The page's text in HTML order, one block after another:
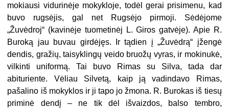
mokiausi vidurinėje mokykloje, todėl gerai prisimenu, kad
buvo rugsėjis, gal net Rugsėjo pirmoji. Sėdėjome
„Žuvėdroj“ (kavinėje tuometinėj L. Giros gatvėje). Apie R.
Buroką jau buvau girdėjęs. Ir tądien į „Žuvėdrą“ įžengė
dendis, gražių, taisyklingų veido bruožų vyras, ir mokinukė,
vilkinti uniformą. Tai buvo Rimas su Silva, tada dar
abituriente. Vėliau Silvetą, kaip ją vadindavo Rimas,
pašalino iš mokyklos ir ji tapo jo žmona. R. Burokas iš tiesų
priminė dendį – ne tik dėl išvaizdos, balso tembro,